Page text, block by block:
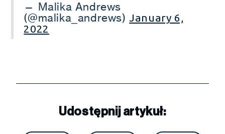
— Malika Andrews
(@malika_andrews)January 6,
2022
Udostępnij artykuł: